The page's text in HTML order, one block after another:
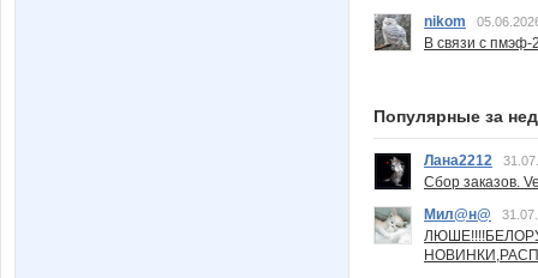
nikom
В связи с пмэф-
Популярные за
Лана2212
Сбор заказов.
Мил@н@